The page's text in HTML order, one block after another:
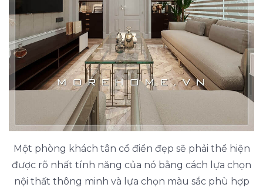
Một phòng khách tân cổ điển đẹp sẽ phải thể hiện
được rõ nhất tính năng của nó bằng cách lựa chọn
nội thất thông minh và lựa chọn màu sắc phù hợp